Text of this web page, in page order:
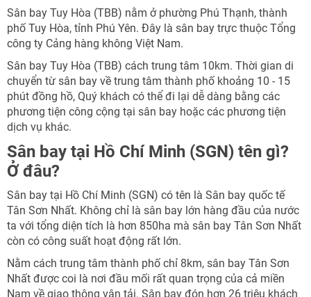
Sân bay Tuy Hòa (TBB) nằm ở phường Phú Thạnh, thành
phố Tuy Hòa, tỉnh Phú Yên. Đây là sân bay trực thuộc Tổng
công ty Cảng hàng không Việt Nam.
Sân bay Tuy Hòa (TBB) cách trung tâm 10km. Thời gian di
chuyển từ sân bay về trung tâm thành phố khoảng 10 - 15
phút đồng hồ, Quý khách có thể đi lại dễ dàng bằng các
phương tiện công cộng tại sân bay hoặc các phương tiện
dịch vụ khác.
Sân bay tại Hồ Chí Minh (SGN) tên gì?
Ở đâu?
Sân bay tại Hồ Chí Minh (SGN) có tên là Sân bay quốc tế
Tân Sơn Nhất. Không chỉ là sân bay lớn hàng đầu của nước
ta với tổng diện tích là hơn 850ha mà sân bay Tân Sơn Nhất
còn có công suất hoạt động rất lớn.
Nằm cách trung tâm thành phố chỉ 8km, sân bay Tân Sơn
Nhất được coi là nơi đầu mối rất quan trọng của cả miền
Nam về giao thông vận tải. Sân bay đón hơn 26 triệu khách